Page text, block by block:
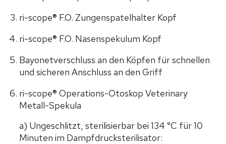
ri-scope® F.O. Zungenspatelhalter Kopf
ri-scope® F.O. Nasenspekulum Kopf
Bayonetverschluss an den Köpfen für schnellen
und sicheren Anschluss an den Griff
ri-scope® Operations-Otoskop Veterinary
Metall-Spekula
a) Ungeschlitzt, sterilisierbar bei 134 °C für 10
Minuten im Dampfdrucksterilisator: